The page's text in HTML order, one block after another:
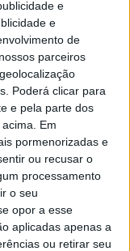
e
e
de
parceiros
Poderá clicar para
e pela parte dos
Em
pormenorizadas e
ou recusar o
processamento
o seu
opor a esse
aplicadas apenas a
ou retirar seu
conclusões… vê
vê o trabalho de
dias!’
Top 10 em
recebe luz verde